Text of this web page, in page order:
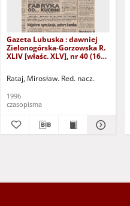
Gazeta Lubuska : dawniej
Zielonogórska-Gorzowska R.
XLIV [właśc. XLV], nr 40 (16
Rataj, Mirosław. Red. nacz.
1996
czasopisma